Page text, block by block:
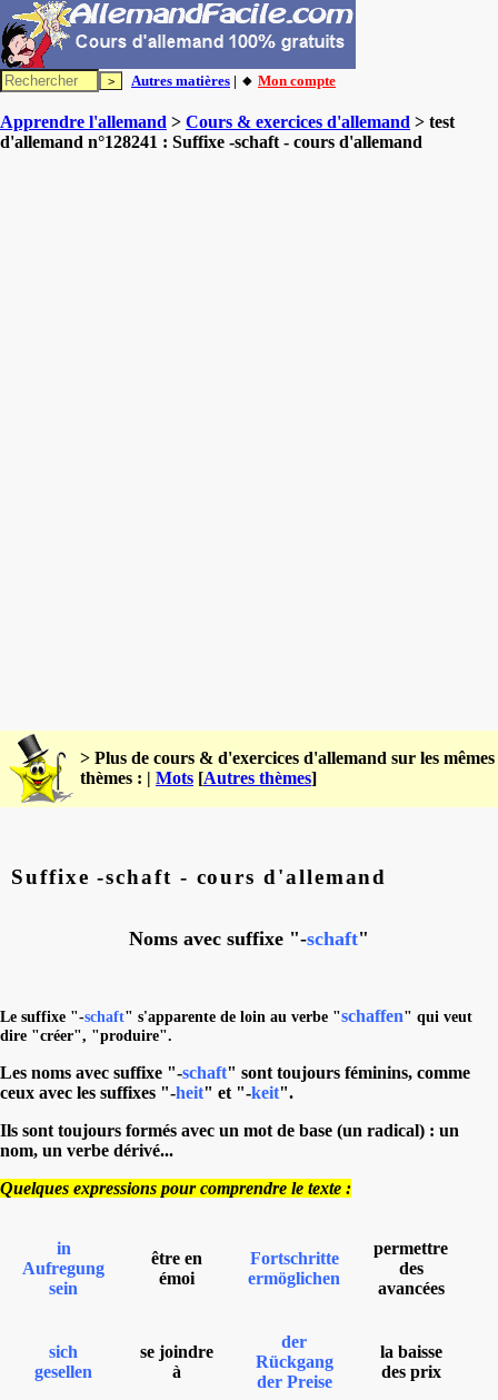
Autres matières | 🔸 Mon compte
Apprendre l'allemand > Cours & exercices d'allemand > test
d'allemand n°128241 : Suffixe -schaft - cours d'allemand
> Plus de cours & d'exercices d'allemand sur les mêmes
thèmes : | Mots [Autres thèmes]
Suffixe -schaft - cours d'allemand
Noms avec suffixe "-schaft"
Le suffixe "-schaft" s'apparente de loin au verbe "schaffen" qui veut
dire "créer", "produire".
Les noms avec suffixe "-schaft" sont toujours féminins, comme
ceux avec les suffixes "-heit" et "-keit".
Ils sont toujours formés avec un mot de base (un radical) : un
nom, un verbe dérivé...
Quelques expressions pour comprendre le texte :
in
Aufregung
sein
être en
émoi
Fortschritte
ermöglichen
permettre
des
avancées
sich
gesellen
se joindre
à
der
Rückgang
der Preise
la baisse
des prix